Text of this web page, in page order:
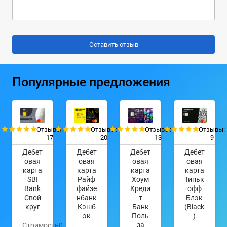
Популярные предложения
Отзывы:
17
Дебет
овая
карта
SBI
Bank
Свой
круг
Стоимость0
Отзывы:
20
Дебет
овая
карта
Райф
файзе
нбанк
Кэшб
эк
Отзывы:
13
Дебет
овая
карта
Хоум
Креди
т
Банк
Поль
за
Отзывы:
9
Дебет
овая
карта
Тиньк
офф
Блэк
(Black
)